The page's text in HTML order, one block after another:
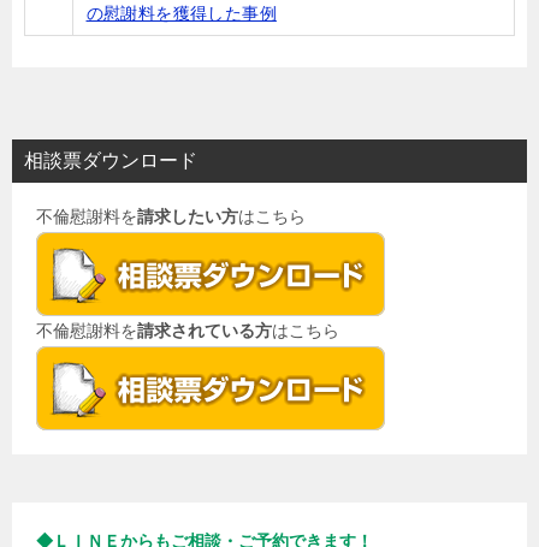
の慰謝料を獲得した事例
相談票ダウンロード
不倫慰謝料を請求したい方はこちら
不倫慰謝料を請求されている方はこちら
◆ＬＩＮＥからもご相談・ご予約できます！